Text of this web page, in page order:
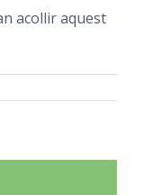
acollir aquest